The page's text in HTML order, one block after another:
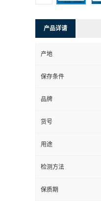
产品详请
产地
保存条件
品牌
货号
用途
检测方法
保质期